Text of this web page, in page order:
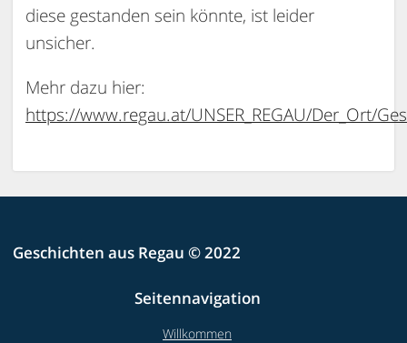
diese gestanden sein könnte, ist leider
unsicher.
Mehr dazu hier:
https://www.regau.at/UNSER_REGAU/Der_Ort/
Geschichten aus Regau © 2022
Seitennavigation
Willkommen